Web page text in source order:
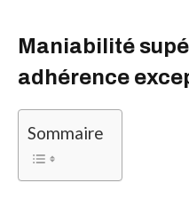
Maniabilité
adhérence
Sommaire